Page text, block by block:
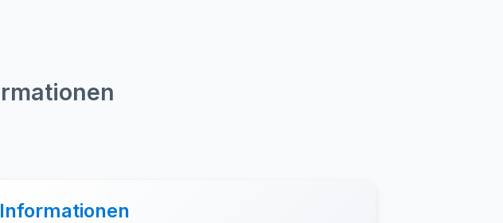
Informationen